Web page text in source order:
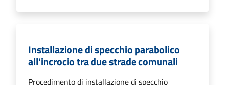
Installazione di specchio parabolico
all'incrocio tra due strade comunali
Procedimento di installazione di specchio